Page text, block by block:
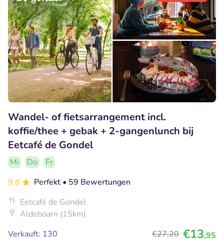
Wandel- of fietsarrangement incl.
koffie/thee + gebak + 2-gangenlunch bij
Eetcafé de Gondel
Mi Do
Fr
9.8
Perfekt • 59 Bewertungen
Eetcafé de Gondel
Aldeboarn (15km)
Verkauft: 130
€27,20 €13,95